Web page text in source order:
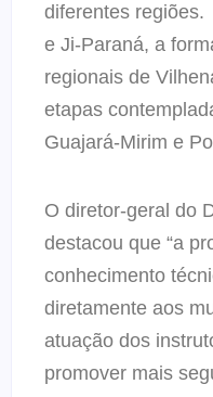
diferentes regiões.
e Ji-Paraná, a
regionais de
etapas
Guajará-Mirim e
O diretor-geral do
destacou que “a
conhecimento
diretamente aos
atuação dos
promover mais